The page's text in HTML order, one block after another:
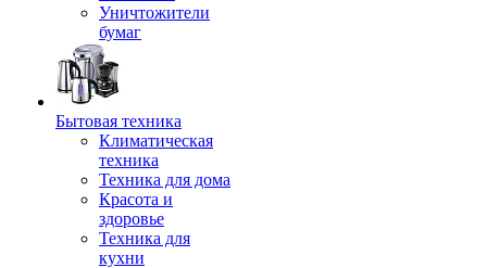
Уничтожители
бумаг
Бытовая техника
Климатическая
техника
Техника для дома
Красота и
здоровье
Техника для
кухни